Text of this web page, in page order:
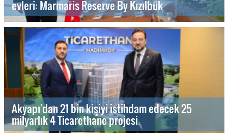
evleri: Marmaris Reserve By Kızılbük
Akyapı’dan 21 bin kişiyi istihdam edecek 25
milyarlık 4 Ticarethane projesi